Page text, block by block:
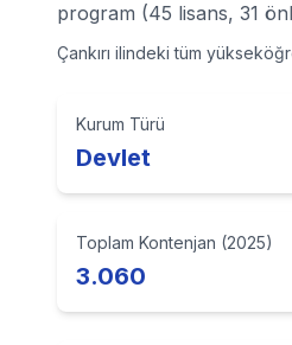
program (45 lisans, 31
Çankırı ilindeki tüm
Kurum Türü
Devlet
Toplam Kontenjan (2025)
3.060